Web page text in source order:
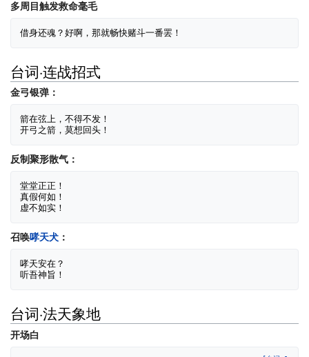
多周目触发救命毫毛
台词·连战招式
金弓银弹：
箭在弦上，不得不发！
反制聚形散气：
堂堂正正！
真假何如！
召唤哮天犬 ：
哮天安在？
台词·法天象地
开场白